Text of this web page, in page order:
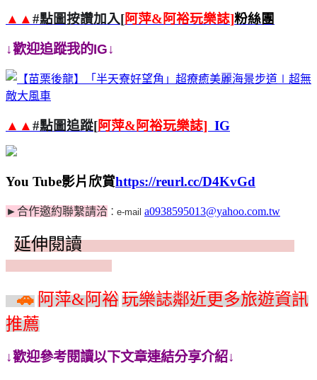
▲▲#點圖按讚加入[阿萍&阿裕玩樂誌]粉絲團
↓歡迎追蹤我的IG↓
▲▲#點圖追蹤[阿萍&阿裕玩樂誌] IG
You Tube影片欣賞https://reurl.cc/D4KvGd
►合作邀約聯繫請洽 ： e-mail a0938595013@yahoo.com.tw
延伸閱讀
🚗阿萍&阿裕玩樂誌鄰近更多旅遊資訊
推薦
↓歡迎參考閱讀以下文章連結分享介紹↓